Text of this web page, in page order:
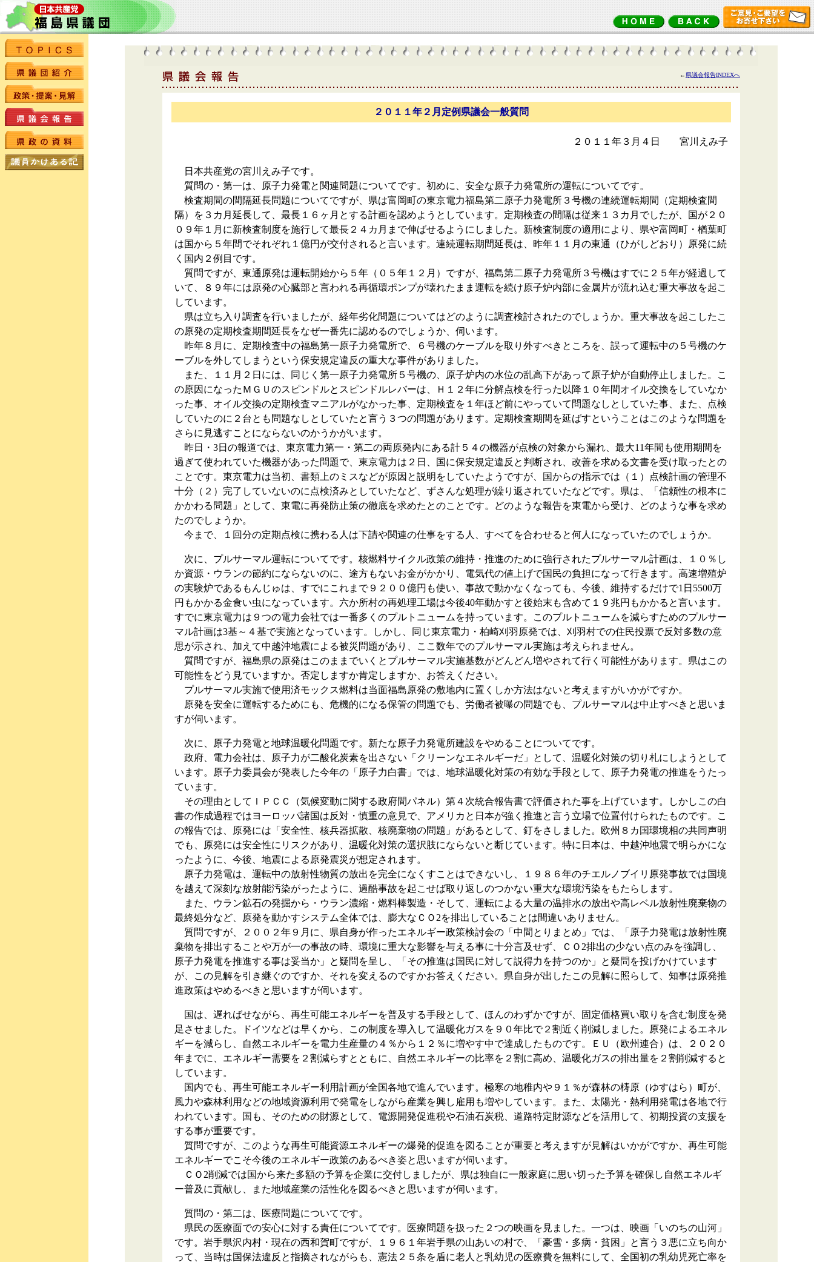
← 県議会報告INDEXへ
２０１１年２月定例県議会一般質問
２０１１年３月４日 宮川えみ子
日本共産党の宮川えみ子です。
質問の・第一は、原子力発電と関連問題についてです。初めに、安全な原子力発電所の運転についてです。
検査期間の間隔延長問題についてですが、県は富岡町の東京電力福島第二原子力発電所３号機の連続運転期間（定期検査間
隔）を３カ月延長して、最長１６ヶ月とする計画を認めようとしています。定期検査の間隔は従来１３カ月でしたが、国が２０
０９年１月に新検査制度を施行して最長２４カ月まで伸ばせるようにしました。新検査制度の適用により、県や富岡町・楢葉町
は国から５年間でそれぞれ１億円が交付されると言います。連続運転期間延長は、昨年１１月の東通（ひがしどおり）原発に続
く国内２例目です。
質問ですが、東通原発は運転開始から５年（０５年１２月）ですが、福島第二原子力発電所３号機はすでに２５年が経過して
いて、８９年には原発の心臓部と言われる再循環ポンプが壊れたまま運転を続け原子炉内部に金属片が流れ込む重大事故を起こ
しています。
県は立ち入り調査を行いましたが、経年劣化問題についてはどのように調査検討されたのでしょうか。重大事故を起こしたこ
の原発の定期検査期間延長をなぜ一番先に認めるのでしょうか、伺います。
昨年８月に、定期検査中の福島第一原子力発電所で、６号機のケーブルを取り外すべきところを、誤って運転中の５号機のケ
ーブルを外してしまうという保安規定違反の重大な事件がありました。
また、１１月２日には、同じく第一原子力発電所５号機の、原子炉内の水位の乱高下があって原子炉が自動停止しました。こ
の原因になったＭＧＵのスピンドルとスピンドルレバーは、Ｈ１２年に分解点検を行った以降１０年間オイル交換をしていなか
った事、オイル交換の定期検査マニアルがなかった事、定期検査を１年ほど前にやっていて問題なしとしていた事、また、点検
していたのに２台とも問題なしとしていたと言う３つの問題があります。定期検査期間を延ばすということはこのような問題を
さらに見逃すことにならないのかうかがいます。
昨日・3日の報道では、東京電力第一・第二の両原発内にある計５４の機器が点検の対象から漏れ、最大11年間も使用期間を
過ぎて使われていた機器があった問題で、東京電力は２日、国に保安規定違反と判断され、改善を求める文書を受け取ったとの
ことです。東京電力は当初、書類上のミスなどが原因と説明をしていたようですが、国からの指示では（１）点検計画の管理不
十分（２）完了していないのに点検済みとしていたなど、ずさんな処理が繰り返されていたなどです。県は、「信頼性の根本に
かかわる問題」として、東電に再発防止策の徹底を求めたとのことです。どのような報告を東電から受け、どのような事を求め
たのでしょうか。
今まで、１回分の定期点検に携わる人は下請や関連の仕事をする人、すべてを合わせると何人になっていたのでしょうか。
次に、プルサーマル運転についてです。核燃料サイクル政策の維持・推進のために強行されたプルサーマル計画は、１０％し
か資源・ウランの節約にならないのに、途方もないお金がかかり、電気代の値上げで国民の負担になって行きます。高速増殖炉
の実験炉であるもんじゅは、すでにこれまで９２００億円も使い、事故で動かなくなっても、今後、維持するだけで1日5500万
円もかかる金食い虫になっています。六か所村の再処理工場は今後40年動かすと後始末も含めて１９兆円もかかると言います。
すでに東京電力は９つの電力会社では一番多くのプルトニュームを持っています。このプルトニュームを減らすためのプルサー
マル計画は3基～４基で実施となっています。しかし、同じ東京電力・柏崎刈羽原発では、刈羽村での住民投票で反対多数の意
思が示され、加えて中越沖地震による被災問題があり、ここ数年でのプルサーマル実施は考えられません。
質問ですが、福島県の原発はこのままでいくとプルサーマル実施基数がどんどん増やされて行く可能性があります。県はこの
可能性をどう見ていますか。否定しますか肯定しますか、お答えください。
プルサーマル実施で使用済モックス燃料は当面福島原発の敷地内に置くしか方法はないと考えますがいかがですか。
原発を安全に運転するためにも、危機的になる保管の問題でも、労働者被曝の問題でも、プルサーマルは中止すべきと思いま
すが伺います。
次に、原子力発電と地球温暖化問題です。新たな原子力発電所建設をやめることについてです。
政府、電力会社は、原子力が二酸化炭素を出さない「クリーンなエネルギーだ」として、温暖化対策の切り札にしようとして
います。原子力委員会が発表した今年の「原子力白書」では、地球温暖化対策の有効な手段として、原子力発電の推進をうたっ
ています。
その理由としてＩＰＣＣ（気候変動に関する政府間パネル）第４次統合報告書で評価された事を上げています。しかしこの白
書の作成過程ではヨーロッパ諸国は反対・慎重の意見で、アメリカと日本が強く推進と言う立場で位置付けられたものです。こ
の報告では、原発には「安全性、核兵器拡散、核廃棄物の問題」があるとして、釘をさしました。欧州８カ国環境相の共同声明
でも、原発には安全性にリスクがあり、温暖化対策の選択肢にならないと断じています。特に日本は、中越沖地震で明らかにな
ったように、今後、地震による原発震災が想定されます。
原子力発電は、運転中の放射性物質の放出を完全になくすことはできないし、１９８６年のチエルノブイリ原発事故では国境
を越えて深刻な放射能汚染がったように、過酷事故を起こせば取り返しのつかない重大な環境汚染をもたらします。
また、ウラン鉱石の発掘から・ウラン濃縮・燃料棒製造・そして、運転による大量の温排水の放出や高レベル放射性廃棄物の
最終処分など、原発を動かすシステム全体では、膨大なＣＯ2を排出していることは間違いありません。
質問ですが、２００２年９月に、県自身が作ったエネルギー政策検討会の「中間とりまとめ」では、「原子力発電は放射性廃
棄物を排出することや万が一の事故の時、環境に重大な影響を与える事に十分言及せず、ＣＯ2排出の少ない点のみを強調し、
原子力発電を推進する事は妥当か」と疑問を呈し、「その推進は国民に対して説得力を持つのか」と疑問を投げかけています
が、この見解を引き継ぐのですか、それを変えるのですかお答えください。県自身が出したこの見解に照らして、知事は原発推
進政策はやめるべきと思いますが伺います。
国は、遅ればせながら、再生可能エネルギーを普及する手段として、ほんのわずかですが、固定価格買い取りを含む制度を発
足させました。ドイツなどは早くから、この制度を導入して温暖化ガスを９０年比で２割近く削減しました。原発によるエネル
ギーを減らし、自然エネルギーを電力生産量の４％から１２％に増やす中で達成したものです。ＥＵ（欧州連合）は、２０２０
年までに、エネルギー需要を２割減らすとともに、自然エネルギーの比率を２割に高め、温暖化ガスの排出量を２割削減すると
しています。
国内でも、再生可能エネルギー利用計画が全国各地で進んでいます。極寒の地稚内や９１％が森林の梼原（ゆすはら）町が、
風力や森林利用などの地域資源利用で発電をしながら産業を興し雇用も増やしています。また、太陽光・熱利用発電は各地で行
われています。国も、そのための財源として、電源開発促進税や石油石炭税、道路特定財源などを活用して、初期投資の支援を
する事が重要です。
質問ですが、このような再生可能資源エネルギーの爆発的促進を図ることが重要と考えますが見解はいかがですか、再生可能
エネルギーでこそ今後のエネルギー政策のあるべき姿と思いますが伺います。
ＣＯ2削減では国から来た多額の予算を企業に交付しましたが、県は独自に一般家庭に思い切った予算を確保し自然エネルギ
ー普及に貢献し、また地域産業の活性化を図るべきと思いますが伺います。
質問の・第二は、医療問題についてです。
県民の医療面での安心に対する責任についてです。医療問題を扱った２つの映画を見ました。一つは、映画「いのちの山河」
です。岩手県沢内村・現在の西和賀町ですが、１９６１年岩手県の山あいの村で、「豪雪・多病・貧困」と言う３悪に立ち向か
って、当時は国保法違反と指摘されながらも、憲法２５条を盾に老人と乳幼児の医療費を無料にして、全国初の乳幼児死亡率を